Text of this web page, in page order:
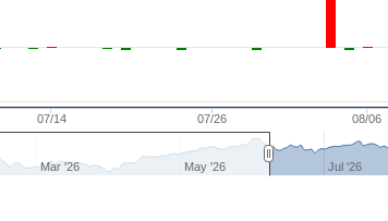
08/06
07/14 07/26
Mar '26 May '26 Jul '26